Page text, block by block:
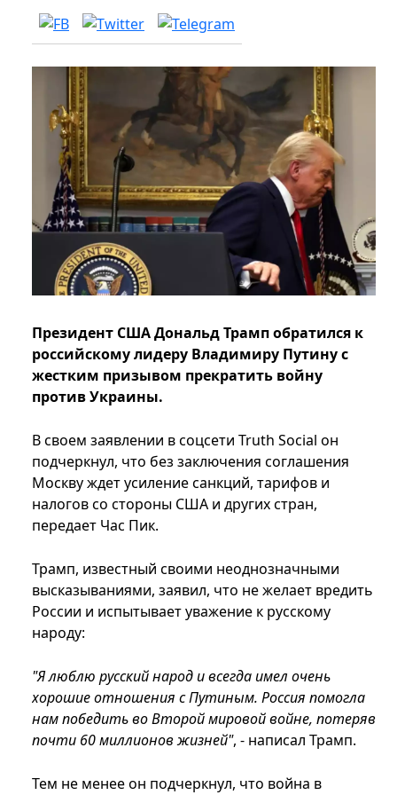
Президент США Дональд Трамп обратился к
российскому лидеру Владимиру Путину с
жестким призывом прекратить войну
против Украины.
В своем заявлении в соцсети Truth Social он
подчеркнул, что без заключения соглашения
Москву ждет усиление санкций, тарифов и
налогов со стороны США и других стран,
передает Час Пик.
Трамп, известный своими неоднозначными
высказываниями, заявил, что не желает вредить
России и испытывает уважение к русскому
народу:
"Я люблю русский народ и всегда имел очень
хорошие отношения с Путиным. Россия помогла
нам победить во Второй мировой войне, потеряв
почти 60 миллионов жизней", - написал Трамп.
Тем не менее он подчеркнул, что война в